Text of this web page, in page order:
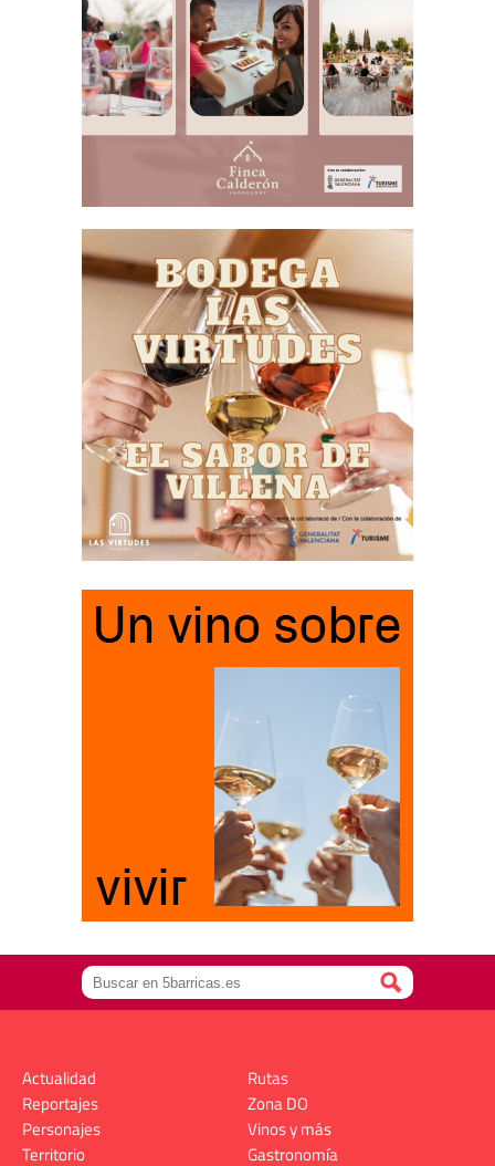
Actualidad
Reportajes
Personajes
Territorio
Rutas
Zona DO
Vinos y más
Gastronomía